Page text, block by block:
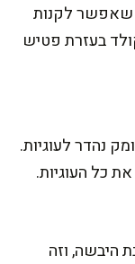
שאפשר לקנות
בעזרת פטיש
נהדר לעוגיות.
כל העוגיות.
היבשה, וזה